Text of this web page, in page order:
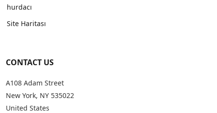
hurdacı
Site Haritası
CONTACT US
A108 Adam Street
New York, NY 535022
United States